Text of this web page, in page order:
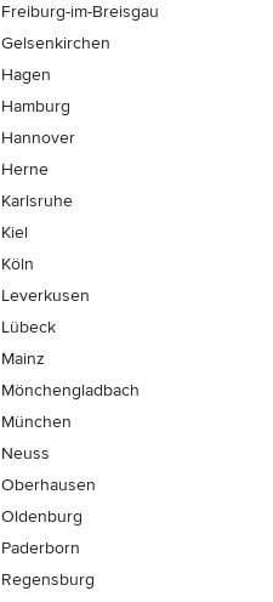
Freiburg-im-Breisgau
Gelsenkirchen
Hagen
Hamburg
Hannover
Herne
Karlsruhe
Kiel
Köln
Leverkusen
Lübeck
Mainz
Mönchen­gladbach
München
Neuss
Oberhausen
Oldenburg
Paderborn
Regensburg